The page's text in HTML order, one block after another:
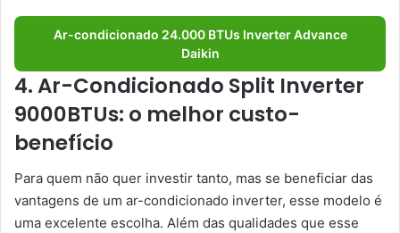
Ar-condicionado 24.000 BTUs Inverter Advance
Daikin
4. Ar-Condicionado Split Inverter
9000BTUs: o melhor custo-
benefício
Para quem não quer investir tanto, mas se beneficiar das
vantagens de um ar-condicionado inverter, esse modelo é
uma excelente escolha. Além das qualidades que esse